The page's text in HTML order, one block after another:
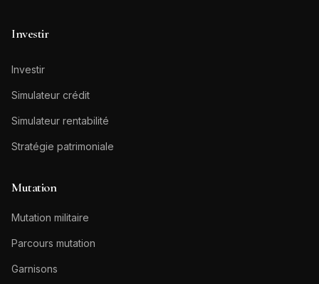
Investir
Investir
Simulateur crédit
Simulateur rentabilité
Stratégie patrimoniale
Mutation
Mutation militaire
Parcours mutation
Garnisons